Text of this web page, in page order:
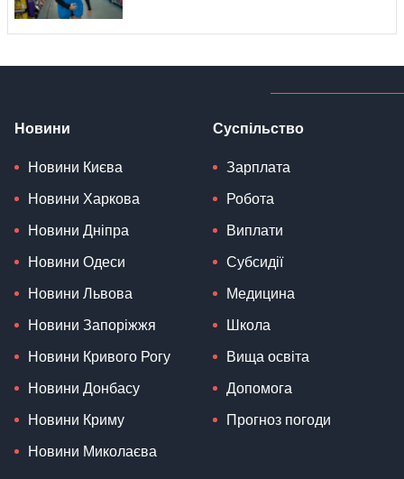
Новини
Новини Києва
Новини Харкова
Новини Дніпра
Новини Одеси
Новини Львова
Новини Запоріжжя
Новини Кривого Рогу
Новини Донбасу
Новини Криму
Новини Миколаєва
Суспільство
Зарплата
Робота
Виплати
Субсидії
Медицина
Школа
Вища освіта
Допомога
Прогноз погоди